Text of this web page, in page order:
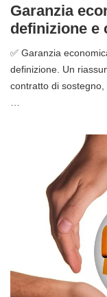
Garanzia
definizione e
✅ Garanzia
definizione. Un
contratto di sostegno,